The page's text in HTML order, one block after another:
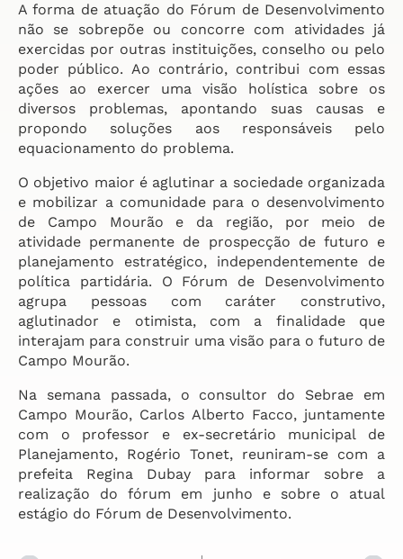
A forma de atuação do Fórum de Desenvolvimento
não se sobrepõe ou concorre com atividades já
exercidas por outras instituições, conselho ou pelo
poder público. Ao contrário, contribui com essas
ações ao exercer uma visão holística sobre os
diversos problemas, apontando suas causas e
propondo soluções aos responsáveis pelo
equacionamento do problema.
O objetivo maior é aglutinar a sociedade organizada
e mobilizar a comunidade para o desenvolvimento
de Campo Mourão e da região, por meio de
atividade permanente de prospecção de futuro e
planejamento estratégico, independentemente de
política partidária. O Fórum de Desenvolvimento
agrupa pessoas com caráter construtivo,
aglutinador e otimista, com a finalidade que
interajam para construir uma visão para o futuro de
Campo Mourão.
Na semana passada, o consultor do Sebrae em
Campo Mourão, Carlos Alberto Facco, juntamente
com o professor e ex-secretário municipal de
Planejamento, Rogério Tonet, reuniram-se com a
prefeita Regina Dubay para informar sobre a
realização do fórum em junho e sobre o atual
estágio do Fórum de Desenvolvimento.